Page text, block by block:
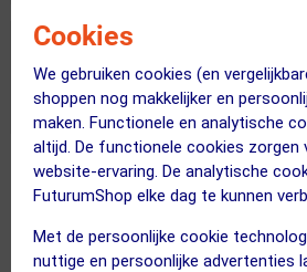
Cookies
We gebruiken cookies (en
shoppen nog makkelijker en
maken. Functionele en analytische
altijd. De functionele cookies zorgen
website-ervaring. De analytische
FuturumShop elke dag te kunnen
Met de persoonlijke cookie
nuttige en persoonlijke advertenties
Gratis bezorging & retourneren
365 dagen retourrecht